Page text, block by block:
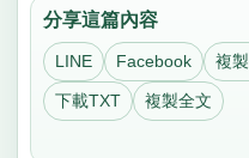
分享這篇內容
LINE Facebook 複
下載TXT 複製全文